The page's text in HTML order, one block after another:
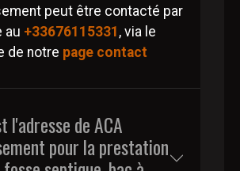
peut être contacté par
au +33676115331 , via le
de notre page contact
l'adresse de ACA
pour la prestation